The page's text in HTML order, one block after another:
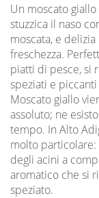
Un moscato
stuzzica il naso
moscata, e
freschezza.
piatti di pesce, si
speziati e
Moscato giallo
assoluto; ne
tempo. In Alto
molto
degli acini a
aromatico che si
speziato.